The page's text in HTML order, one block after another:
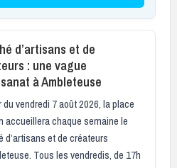
d’artisans et de
: une vague
à Ambleteuse
du vendredi 7 août 2026, la place
accueillera chaque semaine le
d’artisans et de créateurs
Tous les vendredis, de 17h